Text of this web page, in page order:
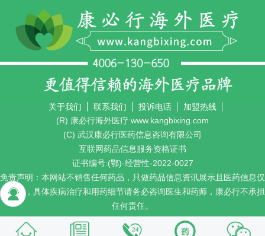
关于我们 联系我们 投诉电话
加盟热线
(R) 康必行海外医疗 www.kangbixing.com
(C) 武汉康必行医药信息咨询有限公司
互联网药品信息服务资格证书
证书编号:(鄂)-经营性-2022-0027
免责声明：本网站不销售任何药品，只做药品信息资讯展示且医药信息仅
供参考，具体疾病治疗和用药细节请务必咨询医生和药师，康必行不承担
任何责任。